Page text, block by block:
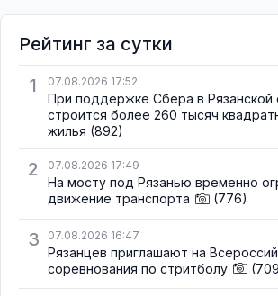
Рейтинг за сутки
1
07.08.2026 17:52
При поддержке Сбера в Рязанской
строится более 260 тысяч
жилья (892)
2 07.08.2026 17:49
На мосту под Рязанью временно
движение транспорта
(776)
3 07.08.2026 16:47
Рязанцев приглашают на
соревнования по стритболу